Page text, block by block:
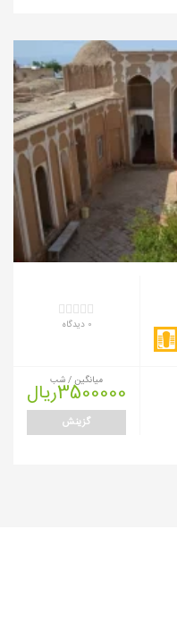
0 دیدگاه
میانگین / شب
3500000ریال
گزینش